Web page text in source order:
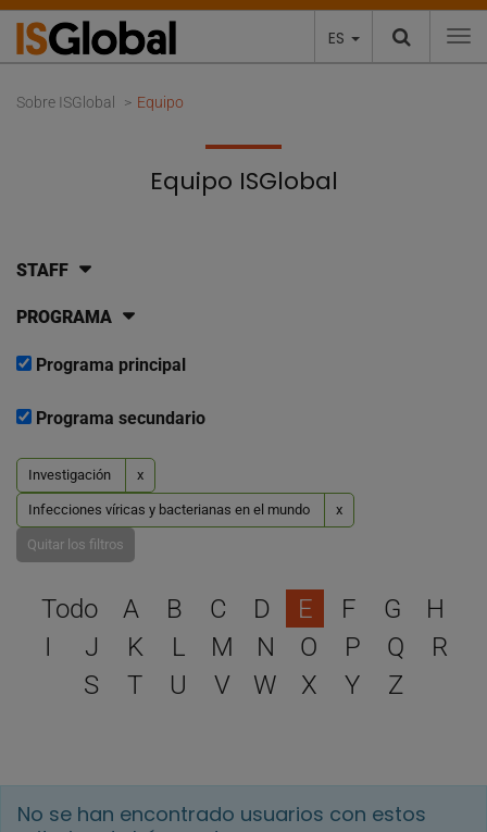
ES
Sobre ISGlobal Equipo
Equipo ISGlobal
STAFF
PROGRAMA
Programa principal
Programa secundario
Investigación x
Infecciones víricas y bacterianas en el mundo x
Quitar los filtros
Selecciona una letra
Todo A B C D E F G
H
I
J K L M N O P Q
R
S
T U V W X Y Z
No se han encontrado usuarios con estos